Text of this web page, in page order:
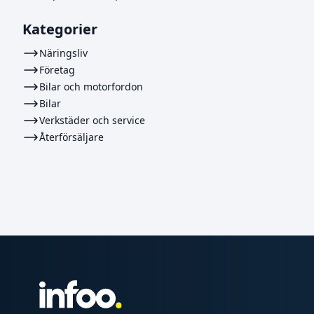
Kategorier
Näringsliv
Företag
Bilar och motorfordon
Bilar
Verkstäder och service
Återförsäljare